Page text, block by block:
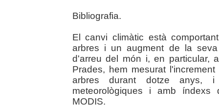
Bibliografia.
El canvi climàtic està
arbres i un augment de la
d'arreu del món i, en particular,
Prades, hem mesurat
arbres durant dotze anys,
meteorològiques i amb índexs
MODIS.